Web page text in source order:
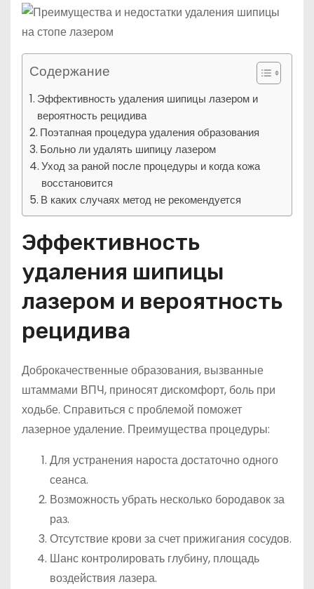
Содержание
Эффективность удаления шипицы лазером и
вероятность рецидива
Поэтапная процедура удаления образования
Больно ли удалять шипицу лазером
Уход за раной после процедуры и когда кожа
восстановится
В каких случаях метод не рекомендуется
Эффективность
удаления шипицы
лазером и вероятность
рецидива
Доброкачественные образования, вызванные
штаммами ВПЧ, приносят дискомфорт, боль при
ходьбе. Справиться с проблемой поможет
лазерное удаление. Преимущества процедуры:
Для устранения нароста достаточно одного
сеанса.
Возможность убрать несколько бородавок за
раз.
Отсутствие крови за счет прижигания сосудов.
Шанс контролировать глубину, площадь
воздействия лазера.